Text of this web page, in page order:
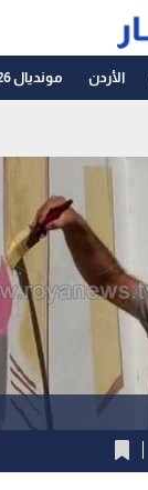
الأردن مونديال 2026